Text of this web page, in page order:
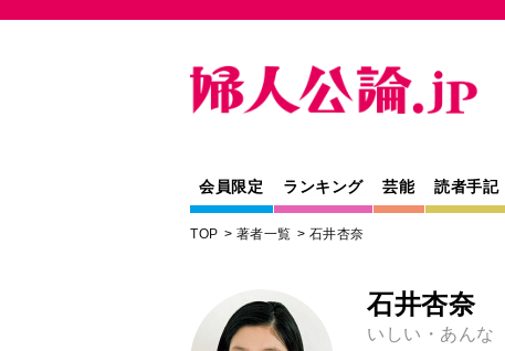
会員限定 ランキング 芸能 読者手記
TOP 著者一覧 石井杏奈
石井杏奈
いしい・あんな